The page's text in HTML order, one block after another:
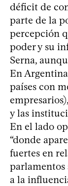
déficit de
parte de la
percepción
poder y su
Serna,
En
países con
y las
En el lado
“donde
fuertes en
parlamentos
a la